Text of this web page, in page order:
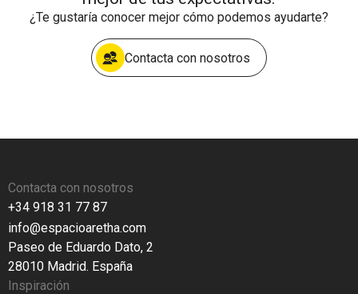
¿Te gustaría conocer mejor cómo podemos ayudarte?
Contacta con nosotros
Contacta con nosotros
+34 918 31 77 87
info@espacioaretha.com
Paseo de Eduardo Dato, 2
28010 Madrid. España
Inspiración